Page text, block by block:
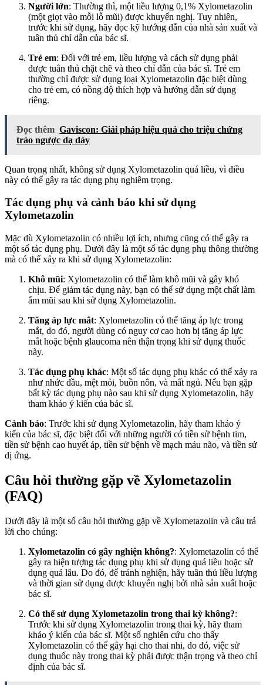
Người lớn: Thường thì, một liều lượng 0,1% Xylometazolin
(một giọt vào mỗi lỗ mũi) được khuyến nghị. Tuy nhiên,
trước khi sử dụng, hãy đọc kỹ hướng dẫn của nhà sản xuất và
tuân thủ chỉ dẫn của bác sĩ.
Trẻ em: Đối với trẻ em, liều lượng và cách sử dụng phải
được tuân thủ chặt chẽ và theo chỉ dẫn của bác sĩ. Trẻ em
thường chỉ được sử dụng loại Xylometazolin đặc biệt dùng
cho trẻ em, có nồng độ thích hợp và hướng dẫn sử dụng
riêng.
Đọc thêm Gaviscon: Giải pháp hiệu quả cho triệu chứng
trào ngược dạ dày
Quan trọng nhất, không sử dụng Xylometazolin quá liều, vì điều
này có thể gây ra tác dụng phụ nghiêm trọng.
Tác dụng phụ và cảnh báo khi sử dụng
Xylometazolin
Mặc dù Xylometazolin có nhiều lợi ích, nhưng cũng có thể gây ra
một số tác dụng phụ. Dưới đây là một số tác dụng phụ thông thường
mà có thể xảy ra khi sử dụng Xylometazolin:
Khô mũi: Xylometazolin có thể làm khô mũi và gây khó
chịu. Để giảm tác dụng này, bạn có thể sử dụng một chất làm
ẩm mũi sau khi sử dụng Xylometazolin.
Tăng áp lực mắt: Xylometazolin có thể tăng áp lực trong
mắt, do đó, người dùng có nguy cơ cao hơn bị tăng áp lực
mắt hoặc bệnh glaucoma nên thận trọng khi sử dụng thuốc
này.
Tác dụng phụ khác: Một số tác dụng phụ khác có thể xảy ra
như nhức đầu, mệt mỏi, buồn nôn, và mất ngủ. Nếu bạn gặp
bất kỳ tác dụng phụ nào sau khi sử dụng Xylometazolin, hãy
tham khảo ý kiến của bác sĩ.
Cảnh báo: Trước khi sử dụng Xylometazolin, hãy tham khảo ý
kiến của bác sĩ, đặc biệt đối với những người có tiền sử bệnh tim,
tiền sử bệnh cao huyết áp, tiền sử bệnh về mạch máu não, và tiền sử
dị ứng.
Câu hỏi thường gặp về Xylometazolin
(FAQ)
Dưới đây là một số câu hỏi thường gặp về Xylometazolin và câu trả
lời cho chúng:
Xylometazolin có gây nghiện không?: Xylometazolin có thể
gây ra hiện tượng tác dụng phụ khi sử dụng quá liều hoặc sử
dụng quá lâu. Do đó, để tránh nghiện, hãy tuân thủ liều lượng
và thời gian sử dụng được khuyến nghị bởi nhà sản xuất hoặc
bác sĩ.
Có thể sử dụng Xylometazolin trong thai kỳ không?:
Trước khi sử dụng Xylometazolin trong thai kỳ, hãy tham
khảo ý kiến của bác sĩ. Một số nghiên cứu cho thấy
Xylometazolin có thể gây hại cho thai nhi, do đó, việc sử
dụng thuốc này trong thai kỳ phải được thận trọng và theo chỉ
định của bác sĩ.